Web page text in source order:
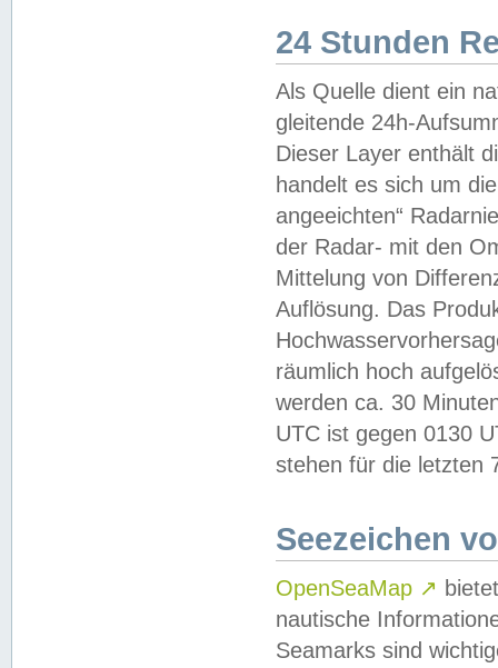
24 Stunden
Als Quelle dient ein
gleitende 24h-
Dieser Layer enthält
handelt es sich um
angeeichten“
der Radar- mit den
Mittelung von
Auflösung. Das
räumlich hoch
werden ca. 30
UTC ist gegen 0130
stehen für die letzten
Seezeichen
OpenSeaMap ↗
nautische
Seamarks sind